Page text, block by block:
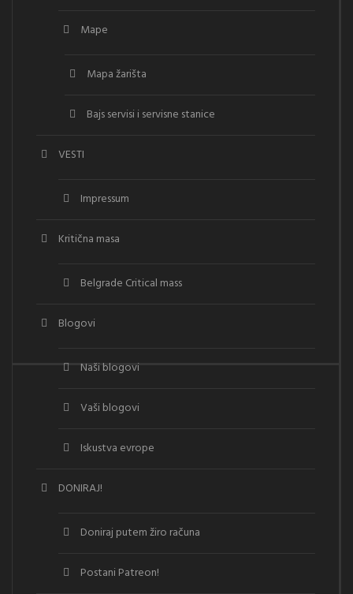
Mape
Mapa žarišta
Bajs servisi i servisne stanice
VESTI
Impressum
Kritična masa
Belgrade Critical mass
Blogovi
Naši blogovi
Vaši blogovi
Iskustva evrope
DONIRAJ!
Doniraj putem žiro računa
Postani Patreon!